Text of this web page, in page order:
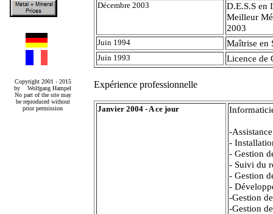
Copyright 2001 - 2015
by Wolfgang Hampel
No part of the site may
be reproduced without
prior permission
Décembre 2003
D.E.S.S en
Meilleur
2003
Juin 1994 Maîtrise en
Juin 1993 Licence de
Expérience professionnelle
Janvier 2004 - A ce jour
-
-
- Gestion
- Suivi du
- Gestion
-
-Gestion
-Gestion